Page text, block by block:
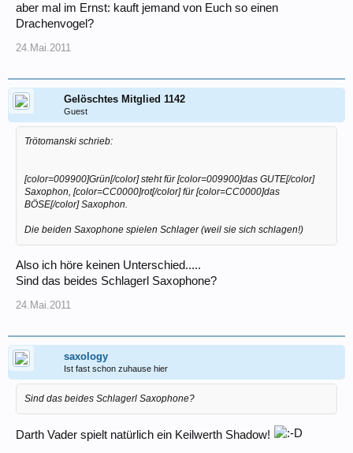
aber mal im Ernst: kauft jemand von Euch so einen
Drachenvogel?
24.Mai.2011
Gelöschtes Mitglied 1142
Guest
Trötomanski schrieb:
[color=009900]Grün[/color] steht für [color=009900]das GUTE[/color]
Saxophon, [color=CC0000]rot[/color] für [color=CC0000]das
BÖSE[/color] Saxophon.
Die beiden Saxophone spielen Schlager (weil sie sich schlagen!)
Also ich höre keinen Unterschied.....
Sind das beides Schlagerl Saxophone?
24.Mai.2011
saxology
Ist fast schon zuhause hier
Sind das beides Schlagerl Saxophone?
Darth Vader spielt natürlich ein Keilwerth Shadow!